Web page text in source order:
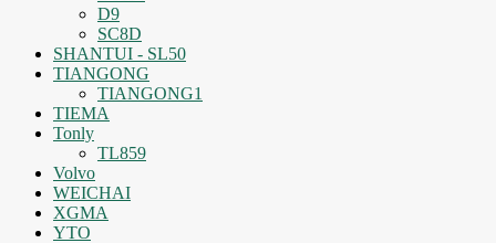
D9
SC8D
SHANTUI - SL50
TIANGONG
TIANGONG1
TIEMA
Tonly
TL859
Volvo
WEICHAI
XGMA
YTO